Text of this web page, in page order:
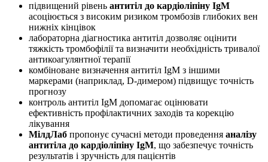
підвищений рівень антитіл до кардіоліпіну IgM
асоціюється з високим ризиком тромбозів глибоких вен
нижніх кінцівок
лабораторна діагностика антитіл дозволяє оцінити
тяжкість тромбофілії та визначити необхідність тривалої
антикоагулянтної терапії
комбіноване визначення антитіл IgM з іншими
маркерами (наприклад, D-димером) підвищує точність
прогнозу
контроль антитіл IgM допомагає оцінювати
ефективність профілактичних заходів та корекцію
лікування
МілдЛаб пропонує сучасні методи проведення аналізу
антитіла до кардіоліпіну IgM, що забезпечує точність
результатів і зручність для пацієнтів